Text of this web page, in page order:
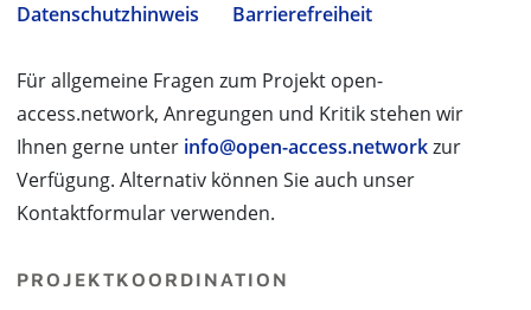
Datenschutzhinweis
Barrierefreiheit
Für allgemeine Fragen zum Projekt open-
access.network, Anregungen und Kritik stehen wir
Ihnen gerne unter info@open-access.networkzur
Verfügung. Alternativ können Sie auch unser
Kontaktformular verwenden.
PROJEKTKOORDINATION